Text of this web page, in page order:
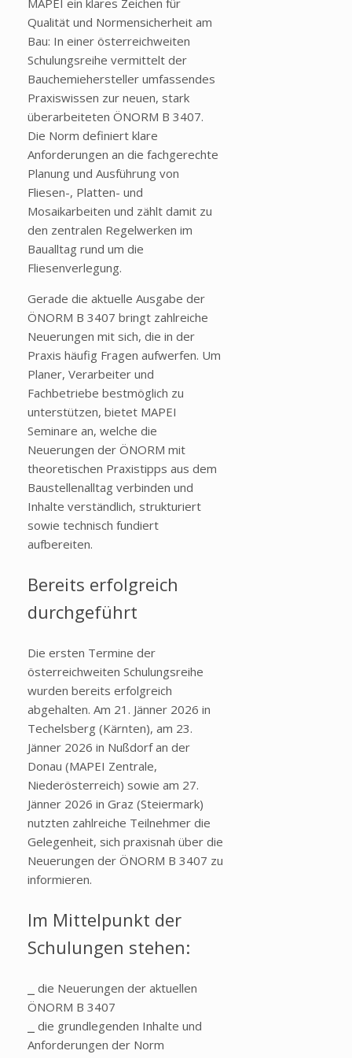
MAPEI ein klares Zeichen für
Qualität und Normensicherheit am
Bau: In einer österreichweiten
Schulungsreihe vermittelt der
Bauchemiehersteller umfassendes
Praxiswissen zur neuen, stark
überarbeiteten ÖNORM B 3407.
Die Norm definiert klare
Anforderungen an die fachgerechte
Planung und Ausführung von
Fliesen-, Platten- und
Mosaikarbeiten und zählt damit zu
den zentralen Regelwerken im
Baualltag rund um die
Fliesenverlegung.
Gerade die aktuelle Ausgabe der
ÖNORM B 3407 bringt zahlreiche
Neuerungen mit sich, die in der
Praxis häufig Fragen aufwerfen. Um
Planer, Verarbeiter und
Fachbetriebe bestmöglich zu
unterstützen, bietet MAPEI
Seminare an, welche die
Neuerungen der ÖNORM mit
theoretischen Praxistipps aus dem
Baustellenalltag verbinden und
Inhalte verständlich, strukturiert
sowie technisch fundiert
aufbereiten.
Bereits erfolgreich
durchgeführt
Die ersten Termine der
österreichweiten Schulungsreihe
wurden bereits erfolgreich
abgehalten. Am 21. Jänner 2026 in
Techelsberg (Kärnten), am 23.
Jänner 2026 in Nußdorf an der
Donau (MAPEI Zentrale,
Niederösterreich) sowie am 27.
Jänner 2026 in Graz (Steiermark)
nutzten zahlreiche Teilnehmer die
Gelegenheit, sich praxisnah über die
Neuerungen der ÖNORM B 3407 zu
informieren.
Im Mittelpunkt der
Schulungen stehen:
⎯ die Neuerungen der aktuellen
ÖNORM B 3407
⎯ die grundlegenden Inhalte und
Anforderungen der Norm